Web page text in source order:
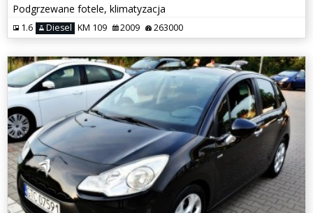
Podgrzewane fotele, klimatyzacja
1.6 Diesel KM 109 2009 263000